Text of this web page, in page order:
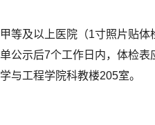
等及以上医院（1寸照片贴体
公示后7个工作日内，体检表
与工程学院科教楼205室。